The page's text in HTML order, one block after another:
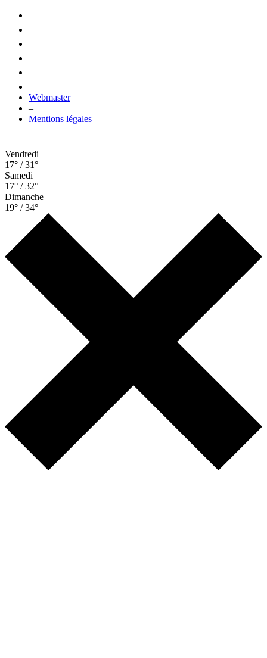
Webmaster
–
Mentions légales
Vendredi
17° / 31°
Samedi
17° / 32°
Dimanche
19° / 34°